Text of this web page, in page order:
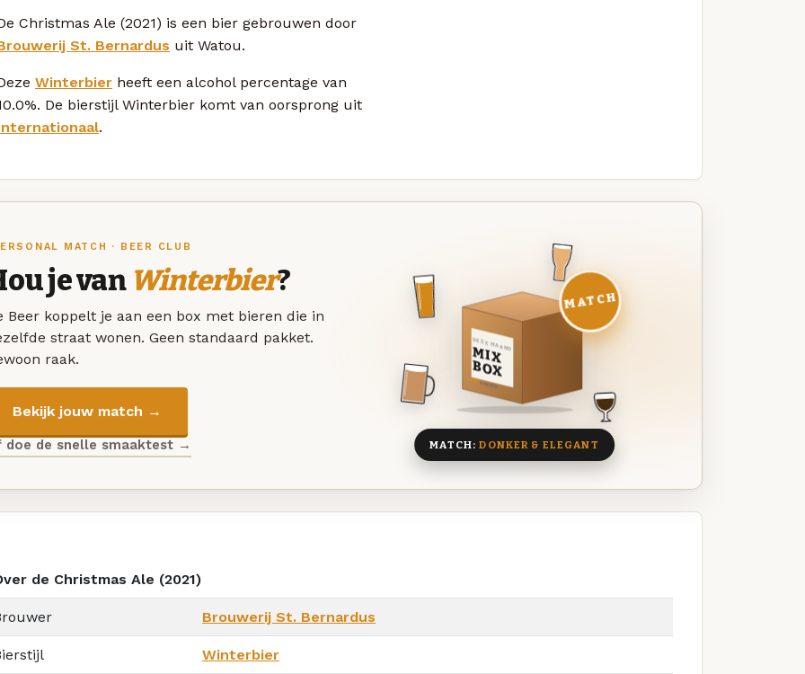
Christmas Ale (2021) is een bier gebrouwen door
St. Bernardus uit Watou.
Winterbier heeft een alcohol percentage van
De bierstijl Winterbier komt van oorsprong uit
.
MATCH · BEER CLUB
je van Winterbier?
Beer koppelt je aan een box met bieren die in
straat wonen. Geen standaard pakket.
raak.
Bekijk jouw match →
doe de snelle smaaktest →
DEZE MAAND
MIX
BOX
8 BIEREN
MATCH
MATCH:DONKER & ELEGANT
de Christmas Ale (2021)
Brouwerij St. Bernardus
Winterbier